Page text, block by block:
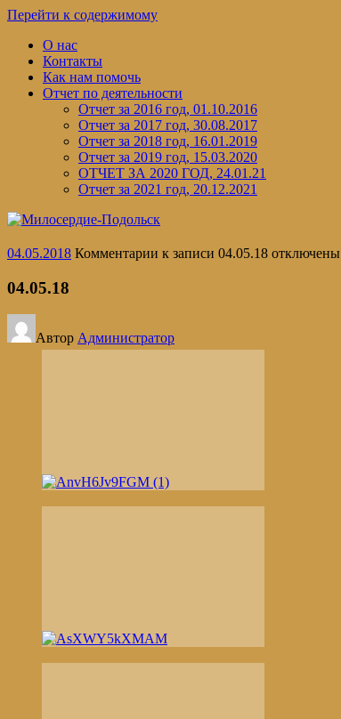
Перейти к содержимому
О нас
Контакты
Как нам помочь
Отчет по деятельности
Отчет за 2016 год, 01.10.2016
Отчет за 2017 год, 30.08.2017
Отчет за 2018 год, 16.01.2019
Отчет за 2019 год, 15.03.2020
ОТЧЕТ ЗА 2020 ГОД, 24.01.21
Отчет за 2021 год, 20.12.2021
04.05.2018 Комментарии к записи 04.05.18 отключены
04.05.18
Автор Администратор